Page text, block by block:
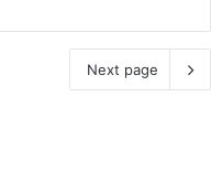
Next page